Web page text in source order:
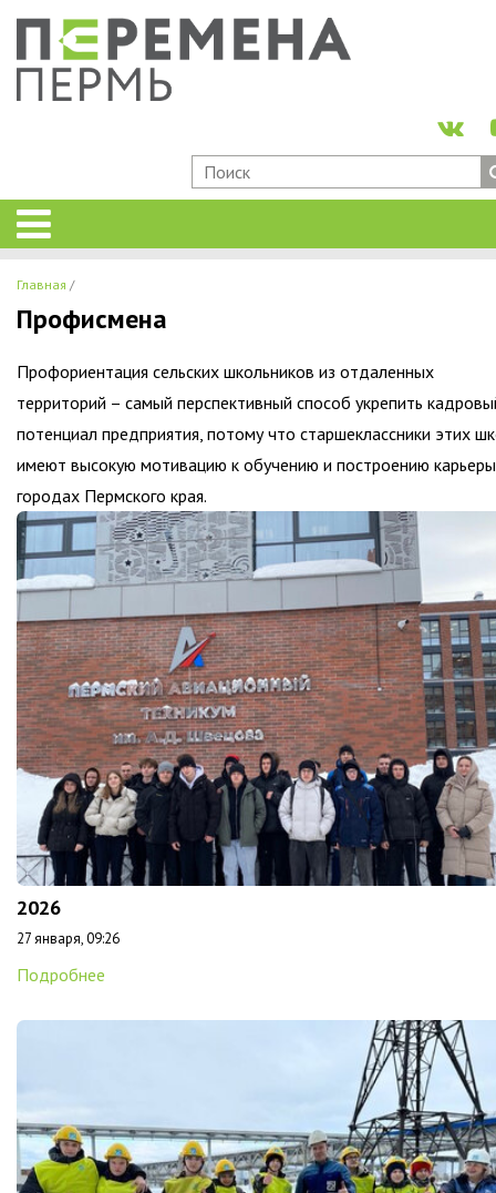
Главная
Профисмена
Профориентация сельских школьников из отдаленных
территорий – самый перспективный способ укрепить
потенциал предприятия, потому что старшеклассники этих
имеют высокую мотивацию к обучению и построению
городах Пермского края.
2026
27 января, 09:26
Подробнее